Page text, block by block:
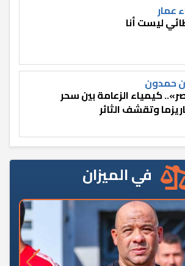
عمار
ليست أنا
حمدون
كيمياء الزعامة بين سحر
وتقشف الثائر
في الميزان